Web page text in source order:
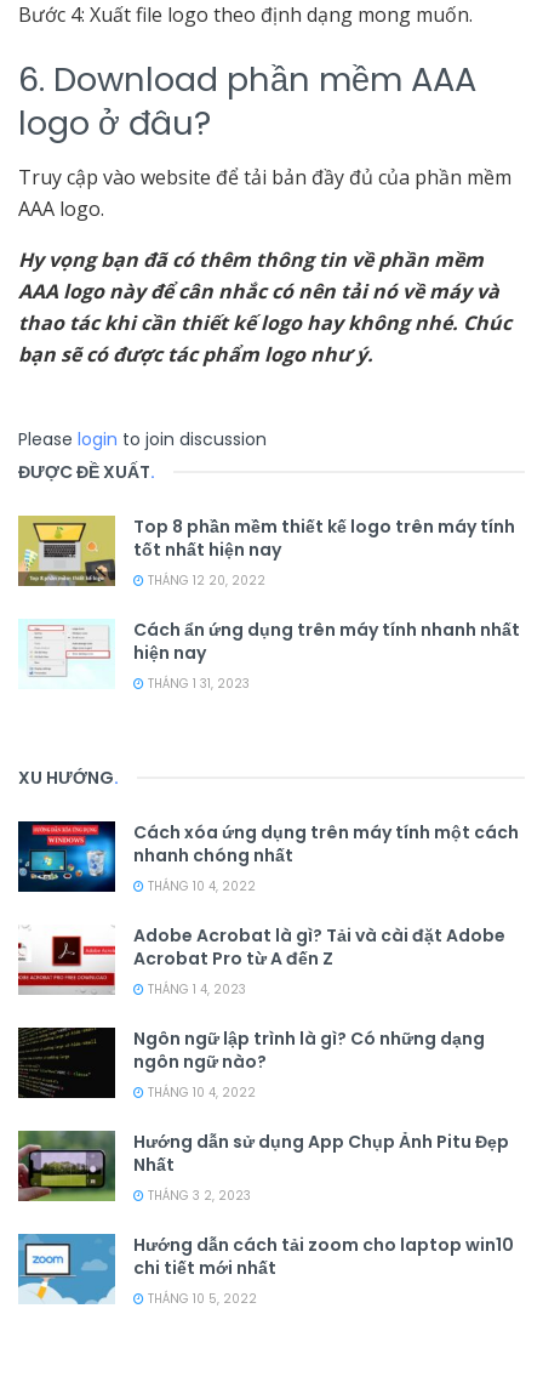
Bước 4: Xuất file logo theo định dạng mong muốn.
6. Download phần mềm AAA
logo ở đâu?
Truy cập vào website để tải bản đầy đủ của phần mềm
AAA logo.
Hy vọng bạn đã có thêm thông tin về phần mềm
AAA logo này để cân nhắc có nên tải nó về máy và
thao tác khi cần thiết kế logo hay không nhé. Chúc
bạn sẽ có được tác phẩm logo như ý.
Please login to join discussion
ĐƯỢC ĐỀ XUẤT.
Top 8 phần mềm thiết kế logo trên máy tính
tốt nhất hiện nay
THÁNG 12 20, 2022
Cách ẩn ứng dụng trên máy tính nhanh nhất
hiện nay
THÁNG 1 31, 2023
XU HƯỚNG.
Cách xóa ứng dụng trên máy tính một cách
nhanh chóng nhất
THÁNG 10 4, 2022
Adobe Acrobat là gì? Tải và cài đặt Adobe
Acrobat Pro từ A đến Z
THÁNG 1 4, 2023
Ngôn ngữ lập trình là gì? Có những dạng
ngôn ngữ nào?
THÁNG 10 4, 2022
Hướng dẫn sử dụng App Chụp Ảnh Pitu Đẹp
Nhất
THÁNG 3 2, 2023
Hướng dẫn cách tải zoom cho laptop win10
chi tiết mới nhất
THÁNG 10 5, 2022